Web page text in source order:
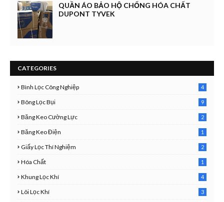
QUẦN ÁO BẢO HỘ CHỐNG HÓA CHẤT
DUPONT TYVEK
CATEGORIES
Bình Lọc Công Nghiệp
4
Bông Lọc Bụi 9
Băng Keo Cường Lực
2
Băng Keo Điện
1
Giấy Lọc Thí Nghiệm
2
Hóa Chất
1
Khung Lọc Khí
4
Lõi Lọc Khí
3